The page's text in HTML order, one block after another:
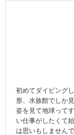
初めてダイビング
形、水族館でしか
姿を見て地球って
い仕事がしたくて
は思いもしません